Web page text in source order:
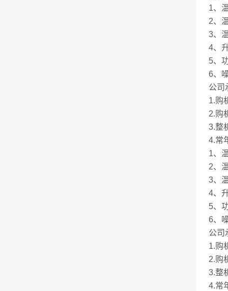
1、
2、
3、
4、
5、
6、
公司
1.购
2.购
3.整
4.常
1、
2、
3、
4、
5、
6、
公司
1.购
2.购
3.整
4.常